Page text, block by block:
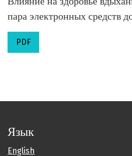
пара электронных средств
PDF
Язык
English